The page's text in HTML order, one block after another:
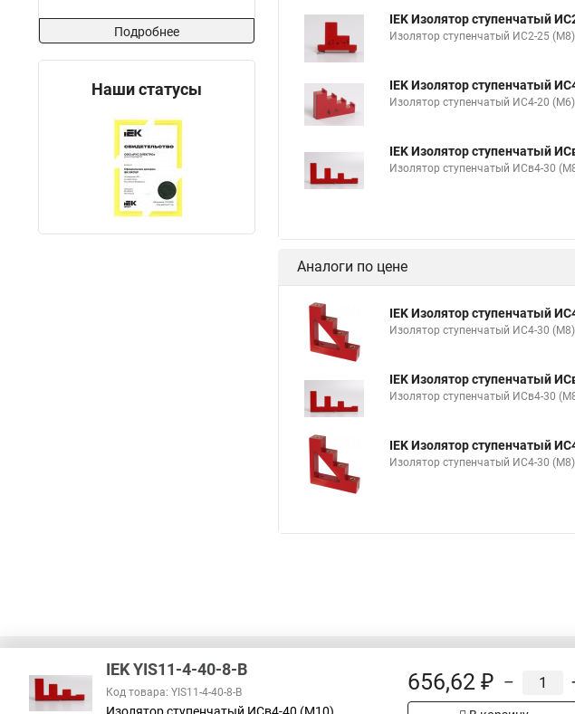
Подробнее
Наши статусы
IEK Изолятор ступенчатый
Изолятор ступенчатый ИС2-25
IEK Изолятор ступенчатый
Изолятор ступенчатый ИС4-20
IEK Изолятор ступенчатый
Изолятор ступенчатый ИСв4-30
Аналоги по цене
IEK Изолятор ступенчатый
Изолятор ступенчатый ИС4-30
IEK Изолятор ступенчатый
Изолятор ступенчатый ИСв4-30
IEK Изолятор ступенчатый
Изолятор ступенчатый ИС4-30
IEK YIS11-4-40-8-B
Код товара: YIS11-4-40-8-B 656,62 ₽ –